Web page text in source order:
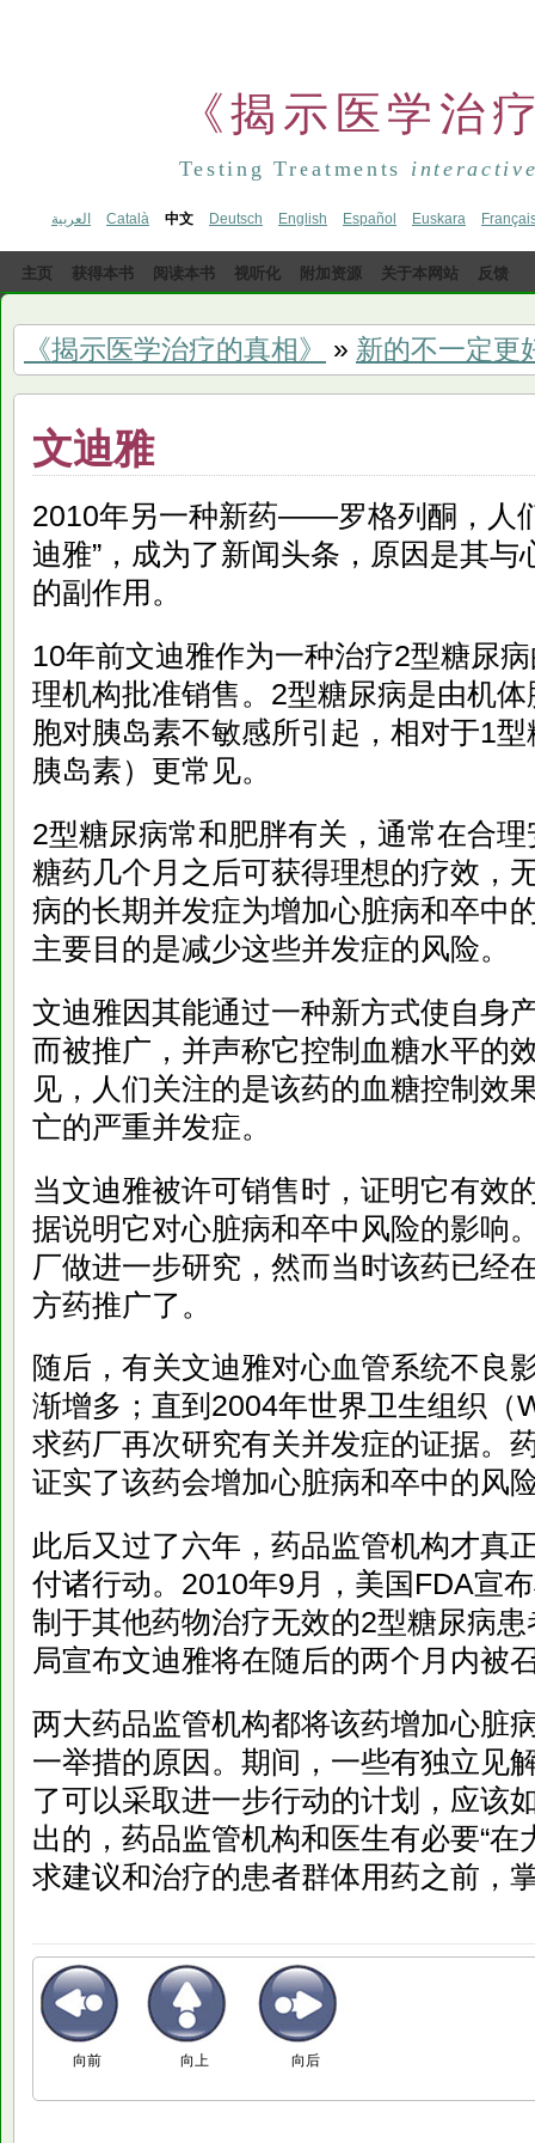
《揭示医学治
Testing Treatments
العربية Català 中文 Deutsch English Español Euskara
主页 获得本书 阅读本书 视听化 附加资源 关于本网站 反馈
《揭示医学治疗的真相》 » 新的不一定更
文迪雅
2010年另一种新药——罗格列酮，人
迪雅”，成为了新闻头条，原因是其
的副作用。
10年前文迪雅作为一种治疗2型糖尿
理机构批准销售。2型糖尿病是由机
胞对胰岛素不敏感所引起，相对于1
胰岛素）更常见。
2型糖尿病常和肥胖有关，通常在合
糖药几个月之后可获得理想的疗效，
病的长期并发症为增加心脏病和卒中
主要目的是减少这些并发症的风险。
文迪雅因其能通过一种新方式使自身
而被推广，并声称它控制血糖水平的
见，人们关注的是该药的血糖控制效
亡的严重并发症。
当文迪雅被许可销售时，证明它有效
据说明它对心脏病和卒中风险的影响
厂做进一步研究，然而当时该药已经
方药推广了。
随后，有关文迪雅对心血管系统不良
渐增多；直到2004年世界卫生组织（
求药厂再次研究有关并发症的证据。
证实了该药会增加心脏病和卒中的风
此后又过了六年，药品监管机构才真
付诸行动。2010年9月，美国FDA宣
制于其他药物治疗无效的2型糖尿病
局宣布文迪雅将在随后的两个月内被
两大药品监管机构都将该药增加心脏
一举措的原因。期间，一些有独立见
了可以采取进一步行动的计划，应该
出的，药品监管机构和医生有必要“
求建议和治疗的患者群体用药之前，
向上
向前 向后